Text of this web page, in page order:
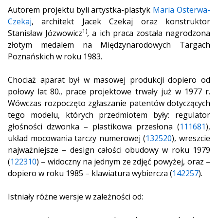
Autorem projektu byli artystka-plastyk Maria Osterwa-
Czekaj, architekt Jacek Czekaj oraz konstruktor
Stanisław Józwowicz1), a ich praca została nagrodzona
złotym medalem na Międzynarodowych Targach
Poznańskich w roku 1983.
Chociaż aparat był w masowej produkcji dopiero od
połowy lat 80., prace projektowe trwały już w 1977 r.
Wówczas rozpoczęto zgłaszanie patentów dotyczących
tego modelu, których przedmiotem były: regulator
głośności dzwonka – plastikowa przesłona (111681),
układ mocowania tarczy numerowej (132520), wreszcie
najważniejsze – design całości obudowy w roku 1979
(122310) – widoczny na jednym ze zdjęć powyżej, oraz –
dopiero w roku 1985 – klawiatura wybiercza (142257).
Istniały różne wersje w zależności od: